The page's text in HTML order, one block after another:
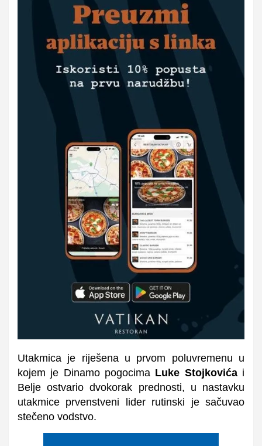
Utakmica je riješena u prvom poluvremenu u
kojem je Dinamo pogocima Luke Stojkovićai
Belje ostvario dvokorak prednosti, u nastavku
utakmice prvenstveni lider rutinski je sačuvao
stečeno vodstvo.